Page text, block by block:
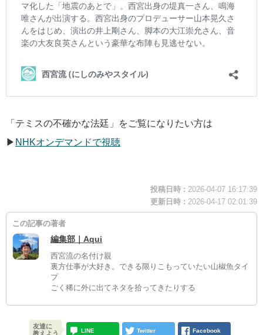
「テミスの不確かな法廷」をご覧になりたい方は
▶ NHKオンデマンドで視聴
投稿日時 : 2026-04-07 16:17:39
更新日時 : 2026-04-17 02:01:39
この記事の著者
編集部｜Aqui
西宮流の名付け親
裏方仕事が大好き。できる限りこもっていたい山椒魚タイ
プ
ごく稀に外に出てネタを拾ってきたりする
友達に
教えよう
LINE Twitter Facebook